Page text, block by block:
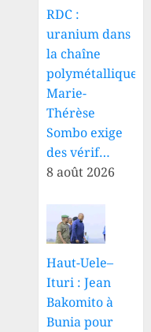
RDC :
uranium dans
la chaîne
polymétallique,
Marie-
Thérèse
Sombo exige
des vérif…
8 août 2026
Haut-Uele–
Ituri : Jean
Bakomito à
Bunia pour